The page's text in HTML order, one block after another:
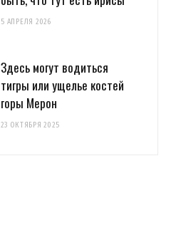
5 АПРЕЛЯ 2026
Здесь могут водиться
тигры или ущелье костей
горы Мерон
23 ОКТЯБРЯ 2025